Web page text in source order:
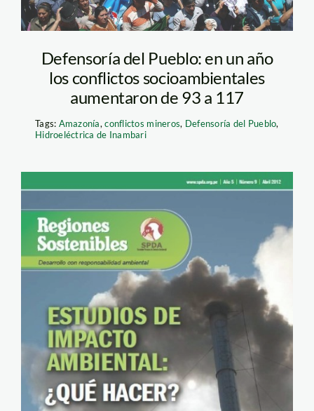
Defensoría del Pueblo: en un año
los conflictos socioambientales
aumentaron de 93 a 117
Tags: Amazonía,conflictos mineros, Defensoría del Pueblo,
Hidroeléctrica de Inambari
Regiones Sostenible 9